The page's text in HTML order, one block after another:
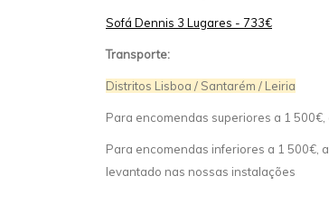
Sofá Dennis 3 Lugares - 733€
Transporte:
Distritos Lisboa / Santarém / Leiria
Para encomendas superiores a 1
Para encomendas inferiores a 1 500€,
levantado nas nossas instalações